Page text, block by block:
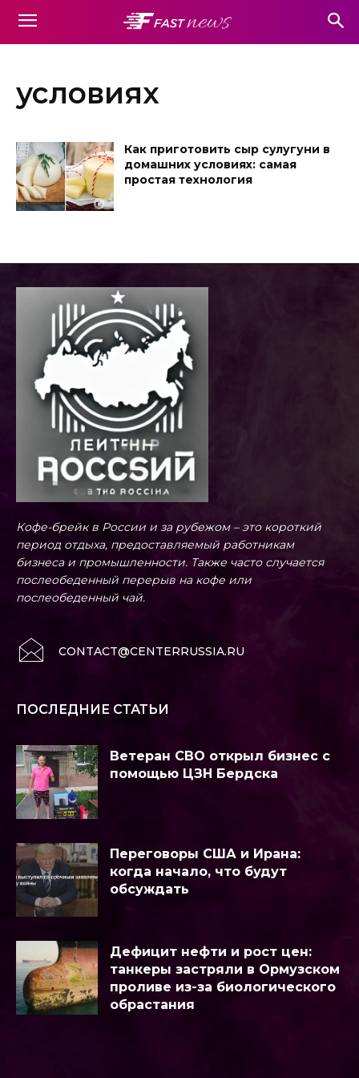
условиях
Как приготовить сыр сулугуни в
домашних условиях: самая
простая технология
Кофе-брейк в России и за рубежом – это короткий
период отдыха, предоставляемый работникам
бизнеса и промышленности. Также часто случается
послеобеденный перерыв на кофе или
послеобеденный чай.
CONTACT@CENTERRUSSIA.RU
ПОСЛЕДНИЕ СТАТЬИ
Ветеран СВО открыл бизнес с
помощью ЦЗН Бердска
Переговоры США и Ирана:
когда начало, что будут
обсуждать
Дефицит нефти и рост цен:
танкеры застряли в Ормузском
проливе из-за биологического
обрастания